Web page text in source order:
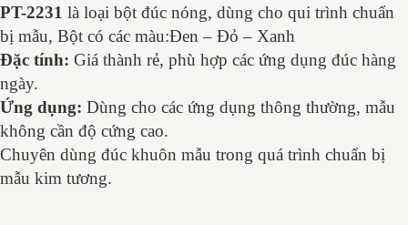
PT-2231 là loại bột đúc nóng, dùng cho qui trình chuẩn
bị mẫu, Bột có các màu:Đen – Đỏ – Xanh
Đặc tính: Giá thành rẻ, phù hợp các ứng dụng đúc hàng
ngày.
Ứng dụng: Dùng cho các ứng dụng thông thường, mẫu
không cần độ cứng cao.
Chuyên dùng đúc khuôn mẫu trong quá trình chuẩn bị
mẫu kim tương.